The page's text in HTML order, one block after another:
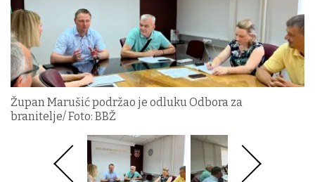
Župan Marušić podržao je odluku Odbora za
branitelje/ Foto: BBŽ